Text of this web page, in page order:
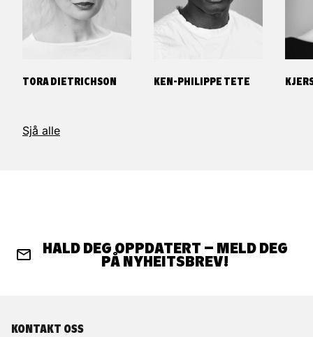
TORA DIETRICHSON KEN-PHILIPPE TETE
Sjå alle
HALD DEG OPPDATERT – MELD DEG
PÅ NYHEITSBREV!
KONTAKT OSS